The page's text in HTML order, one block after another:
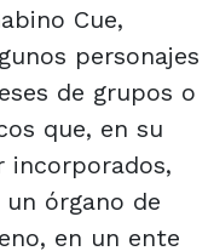
Cue,
personajes
de grupos o
que, en su
incorporados,
órgano de
en un ente